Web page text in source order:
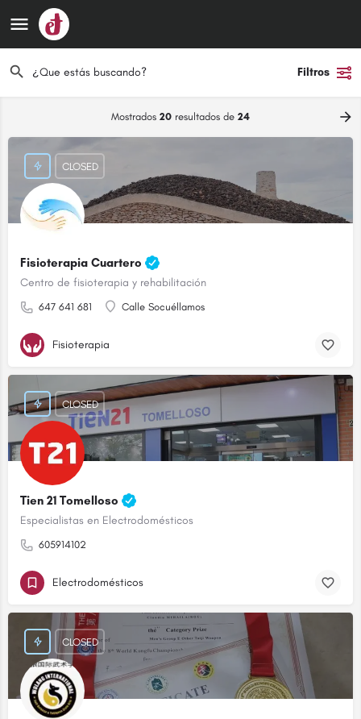
Filtros
Mostrados 20 resultados de 24
Fisioterapia Cuartero
Centro de fisioterapia y rehabilitación
647 641 681 Calle Socuéllamos
CLOSED
Fisioterapia
Tien 21 Tomelloso
Especialistas en Electrodomésticos
605914102
CLOSED
Electrodomésticos
CLOSED